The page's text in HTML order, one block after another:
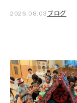
2026.08.03 ブログ